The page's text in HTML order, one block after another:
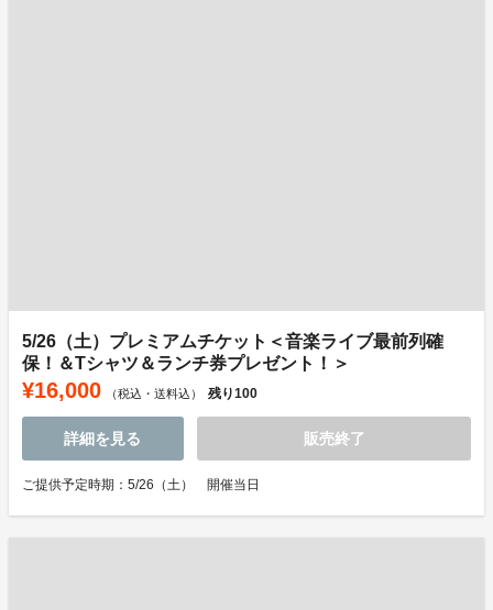
5/26（土）プレミアムチケット＜音楽ライブ最前列確
保！＆Tシャツ＆ランチ券プレゼント！＞
¥16,000 （税込・送料込） 残り100
詳細を見る 販売終了
ご提供予定時期：5/26（土） 開催当日